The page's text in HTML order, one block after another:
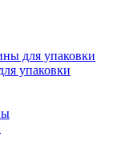
для упаковки
упаковки